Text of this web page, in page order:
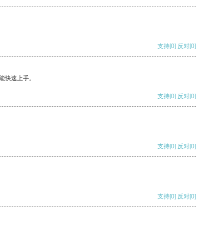
支持[0] 反对[0]
快速上手。
支持[0] 反对[0]
支持[0] 反对[0]
支持[0] 反对[0]